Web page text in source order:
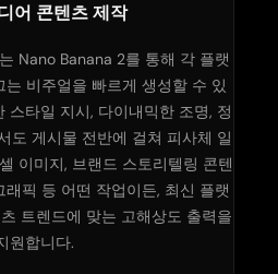
어 콘텐츠 제작
Nano Banana 2를 통해 각 플랫
비주얼을 빠르게 생성할 수 있
스타일 지시, 다이내믹한 조명, 정
도 게시물 전반에 걸쳐 피사체 일
이미지, 브랜드 스토리텔링 콘텐
픽 등 어떤 작업이든, 최신 플랫
트렌드에 맞는 고해상도 출력을
원합니다.